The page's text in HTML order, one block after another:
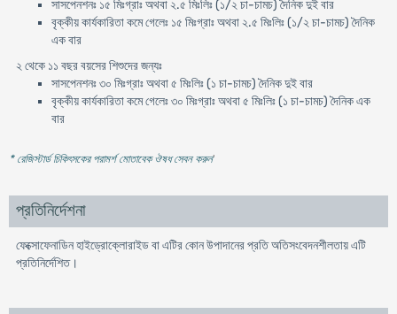
সাসপেনশনঃ ১৫ মিঃগ্রাঃ অথবা ২.৫ মিঃলিঃ (১/২ চা-চামচ) দৈনিক দুই বার
বৃক্কীয় কার্যকারিতা কমে গেলেঃ ১৫ মিঃগ্রাঃ অথবা ২.৫ মিঃলিঃ (১/২ চা-চামচ) দৈনিক
এক বার
২ থেকে ১১ বছর বয়সের শিশুদের জন্যঃ
সাসপেনশনঃ ৩০ মিঃগ্রাঃ অথবা ৫ মিঃলিঃ (১ চা-চামচ) দৈনিক দুই বার
বৃক্কীয় কার্যকারিতা কমে গেলেঃ ৩০ মিঃগ্রাঃ অথবা ৫ মিঃলিঃ (১ চা-চামচ) দৈনিক এক
বার
* রেজিস্টার্ড চিকিৎসকের পরামর্শ মোতাবেক ঔষধ সেবন করুন'
প্রতিনির্দেশনা
ফেক্সোফেনাডিন হাইড্রোক্লোরাইড বা এটির কোন উপাদানের প্রতি অতিসংবেদনশীলতায় এটি
প্রতিনির্দেশিত।